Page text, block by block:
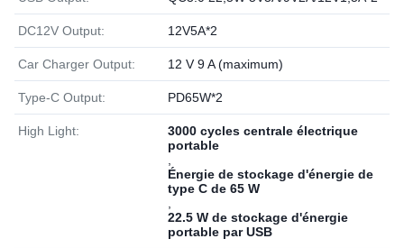
DC12V Output: 12V5A*2
Car Charger Output: 12 V 9 A (maximum)
Type-C Output: PD65W*2
High Light:
3000 cycles centrale électrique
portable
Énergie de stockage d'énergie de
type C de 65 W
22.5 W de stockage d'énergie
portable par USB